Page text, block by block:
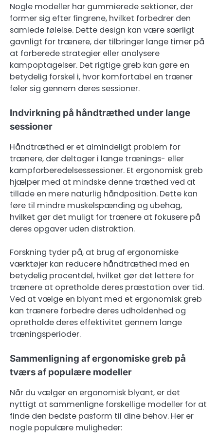
Nogle modeller har gummierede sektioner, der
former sig efter fingrene, hvilket forbedrer den
samlede følelse. Dette design kan være særligt
gavnligt for trænere, der tilbringer lange timer på
at forberede strategier eller analysere
kampoptagelser. Det rigtige greb kan gøre en
betydelig forskel i, hvor komfortabel en træner
føler sig gennem deres sessioner.
Indvirkning på håndtræthed under lange
sessioner
Håndtræthed er et almindeligt problem for
trænere, der deltager i lange trænings- eller
kampforberedelsessessioner. Et ergonomisk greb
hjælper med at mindske denne træthed ved at
tillade en mere naturlig håndposition. Dette kan
føre til mindre muskelspænding og ubehag,
hvilket gør det muligt for trænere at fokusere på
deres opgaver uden distraktion.
Forskning tyder på, at brug af ergonomiske
værktøjer kan reducere håndtræthed med en
betydelig procentdel, hvilket gør det lettere for
trænere at opretholde deres præstation over tid.
Ved at vælge en blyant med et ergonomisk greb
kan trænere forbedre deres udholdenhed og
opretholde deres effektivitet gennem lange
træningsperioder.
Sammenligning af ergonomiske greb på
tværs af populære modeller
Når du vælger en ergonomisk blyant, er det
nyttigt at sammenligne forskellige modeller for at
finde den bedste pasform til dine behov. Her er
nogle populære muligheder: